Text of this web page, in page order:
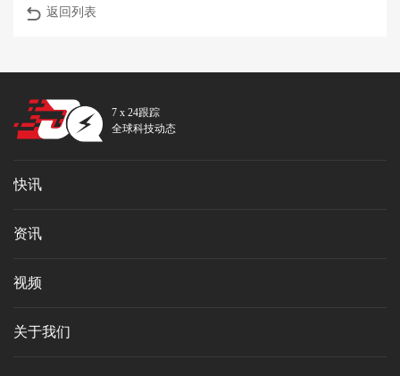
返回列表
7 x 24跟踪
全球科技动态
快讯
资讯
视频
关于我们